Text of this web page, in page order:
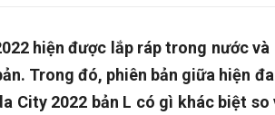
hiện được lắp ráp trong nước
Trong đó, phiên bản giữa hiện
City 2022 bản L có gì khác biệt